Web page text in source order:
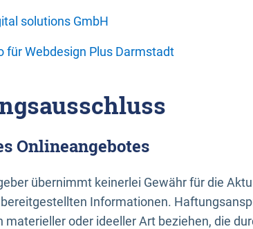
solutions GmbH
für Webdesign Plus Darmstadt
Onlineangebotes
übernimmt keinerlei Gewähr für die
Informationen.
materieller oder ideeller Art beziehen, die